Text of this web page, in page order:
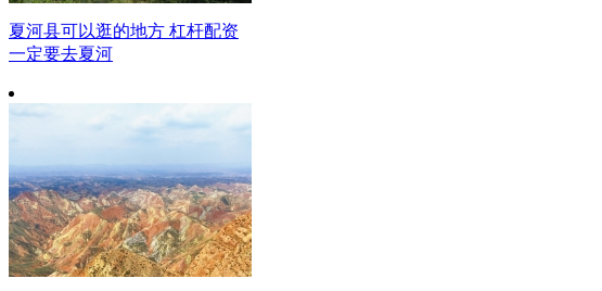
夏河县可以逛的地方 杠杆配资
一定要去夏河